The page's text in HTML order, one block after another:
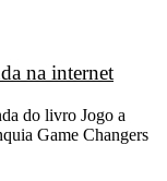
na internet
do livro Jogo a
Game Changers